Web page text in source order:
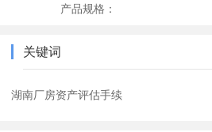
产品规格：
关键词
湖南厂房资产评估手续